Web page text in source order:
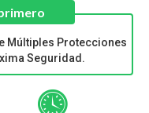
Múltiples Protecciones
Seguridad.